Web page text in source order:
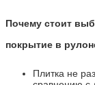
Почему стоит
покрытие в
Плитка не